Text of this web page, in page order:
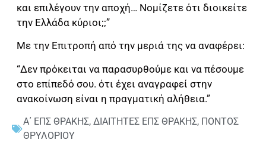
και επιλέγουν την αποχή… Νομίζετε ότι διοικείτε
την Ελλάδα κύριοι;;”
Με την Επιτροπή από την μεριά της να αναφέρει:
“Δεν πρόκειται να παρασυρθούμε και να πέσουμε
στο επίπεδό σου. ότι έχει αναγραφεί στην
ανακοίνωση είναι η πραγματική αλήθεια.”
Α΄ ΕΠΣ ΘΡΑΚΗΣ, ΔΙΑΙΤΗΤΕΣ ΕΠΣ ΘΡΑΚΗΣ, ΠΟΝΤΟΣ
ΘΡΥΛΟΡΙΟΥ